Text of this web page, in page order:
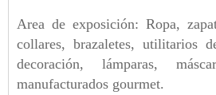
Area de exposición: Ropa,
collares, brazaletes, utilitarios
decoración, lámparas,
manufacturados gourmet.